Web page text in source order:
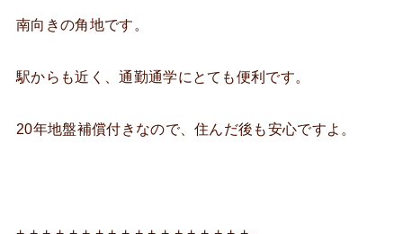
南向きの角地です。
駅からも近く、通勤通学にとても便利です。
20年地盤補償付きなので、住んだ後も安心ですよ。